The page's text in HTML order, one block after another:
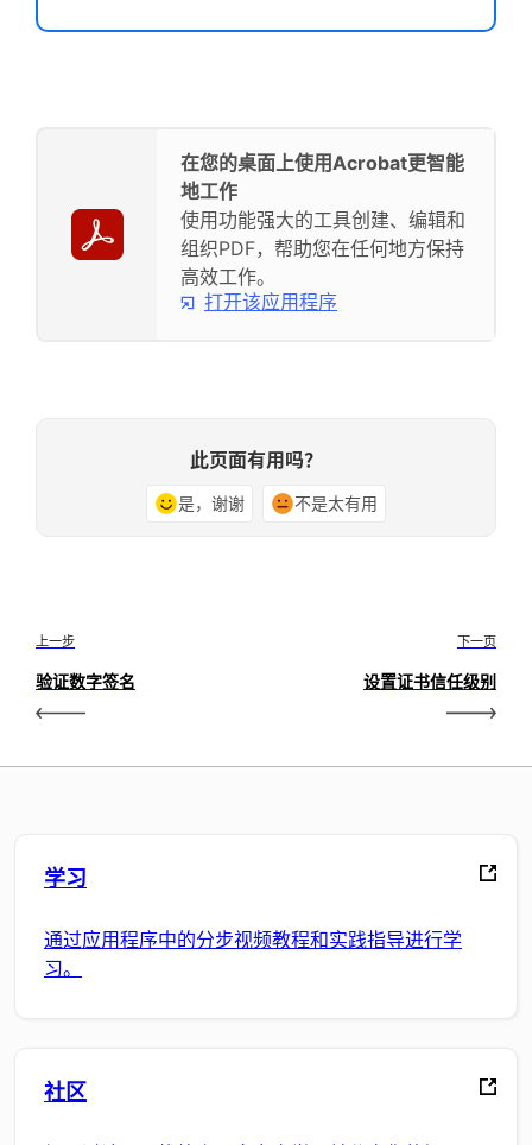
在您的桌面上使用Acrobat更智能
地工作
使用功能强大的工具创建、编辑和
组织PDF，帮助您在任何地方保持
高效工作。
打开该应用程序
此页面有用吗？
是，谢谢 不是太有用
上一步
验证数字签名
下一页
设置证书信任级别
学习
通过应用程序中的分步视频教程和实践指导进行学
习。
社区